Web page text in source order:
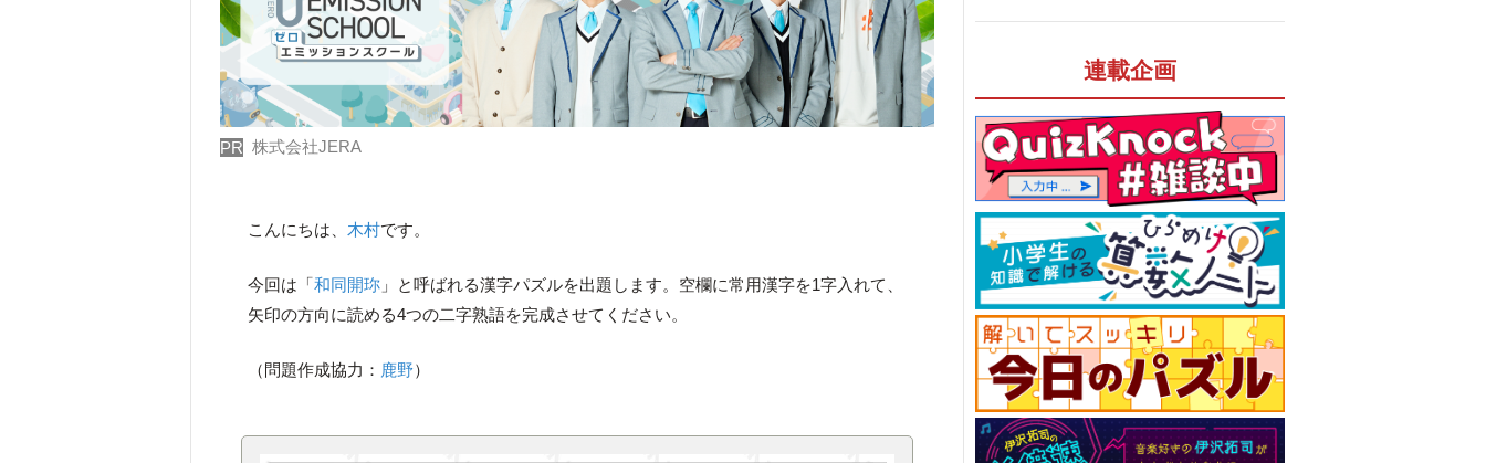
PR 株式会社JERA
こんにちは、木村です。
今回は「和同開珎 」と呼ばれる漢字パズルを出題します。空欄に常用漢字を1字入れて、
矢印の方向に読める4つの二字熟語を完成させてください。
（問題作成協力： 鹿野）
連載企画